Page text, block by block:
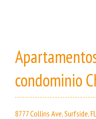
condominio
8777 Collins Ave, Surfside,